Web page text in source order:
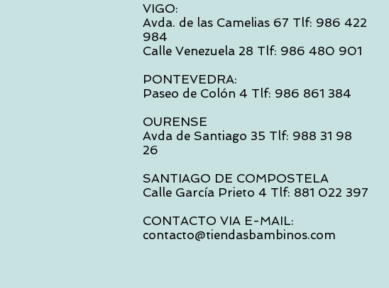
VIGO:
Avda. de las Camelias 67 Tlf: 986 422
984
Calle Venezuela 28 Tlf: 986 480 901
PONTEVEDRA:
Paseo de Colón 4 Tlf: 986 861 384
OURENSE
Avda de Santiago 35 Tlf: 988 31 98
26
SANTIAGO DE COMPOSTELA
Calle García Prieto 4 Tlf: 881 022 397
CONTACTO VIA E-MAIL:
contacto@tiendasbambinos.com